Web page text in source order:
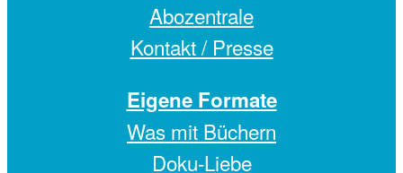
Abozentrale
Kontakt / Presse
Eigene Formate
Was mit Büchern
Doku-Liebe